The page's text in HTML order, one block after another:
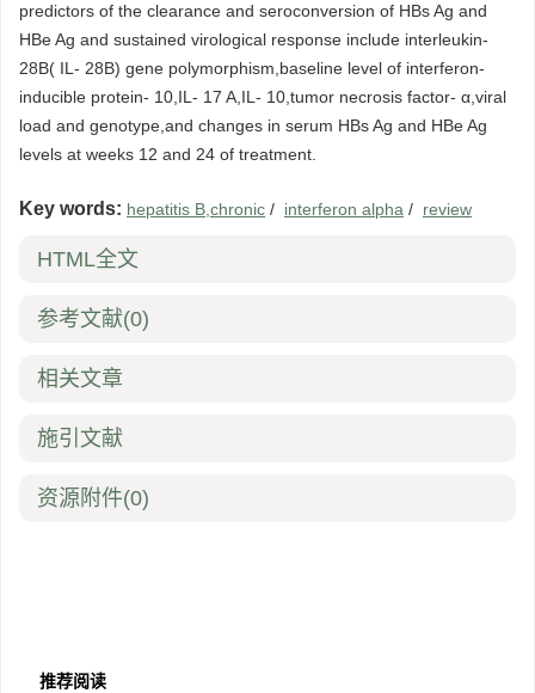
predictors of the clearance and seroconversion of HBs Ag and
HBe Ag and sustained virological response include interleukin-
28B( IL- 28B) gene polymorphism,baseline level of interferon-
inducible protein- 10,IL- 17 A,IL- 10,tumor necrosis factor- α,viral
load and genotype,and changes in serum HBs Ag and HBe Ag
levels at weeks 12 and 24 of treatment.
Key words: hepatitis B,chronic / interferon alpha / review
HTML全文
参考文献(0)
相关文章
施引文献
资源附件(0)
推荐阅读